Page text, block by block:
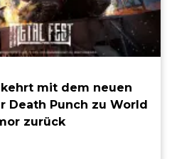
kehrt mit dem neuen
Death Punch zu World
zurück